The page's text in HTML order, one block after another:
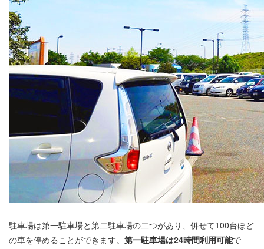
駐車場は第一駐車場と第二駐車場の二つがあり、併せて100台ほど
の車を停めることができます。 第一駐車場は24時間利用可能で